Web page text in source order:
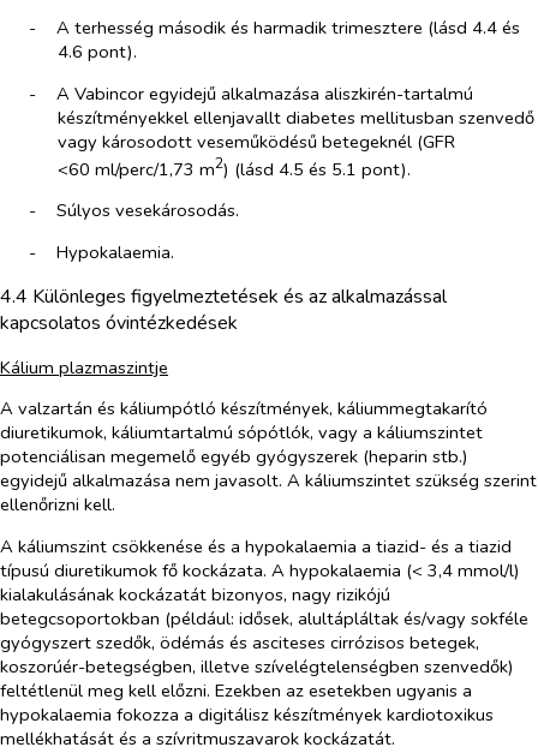
-​
A terhesség második és harmadik trimesztere (lásd 4.4 és
4.6 pont).
-​
A Vabincor egyidejű alkalmazása aliszkirén-tartalmú
készítményekkel ellenjavallt diabetes mellitusban szenvedő
vagy károsodott veseműködésű betegeknél (GFR
<60 ml/perc/1,73 m2) (lásd 4.5 és 5.1 pont).
-​
Súlyos vesekárosodás.
-​
Hypokalaemia.
4.4 Különleges figyelmeztetések és az alkalmazással
kapcsolatos óvintézkedések
Kálium plazmaszintje
A valzartán és káliumpótló készítmények, káliummegtakarító
diuretikumok, káliumtartalmú sópótlók, vagy a káliumszintet
potenciálisan megemelő egyéb gyógyszerek (heparin stb.)
egyidejű alkalmazása nem javasolt. A káliumszintet szükség szerint
ellenőrizni kell.
A káliumszint csökkenése és a hypokalaemia a tiazid- és a tiazid
típusú diuretikumok fő kockázata. A hypokalaemia (< 3,4 mmol/l)
kialakulásának kockázatát bizonyos, nagy rizikójú
betegcsoportokban (például: idősek, alultápláltak és/vagy sokféle
gyógyszert szedők, ödémás és asciteses cirrózisos betegek,
koszorúér-betegségben, illetve szívelégtelenségben szenvedők)
feltétlenül meg kell előzni. Ezekben az esetekben ugyanis a
hypokalaemia fokozza a digitálisz készítmények kardiotoxikus
mellékhatását és a szívritmuszavarok kockázatát.